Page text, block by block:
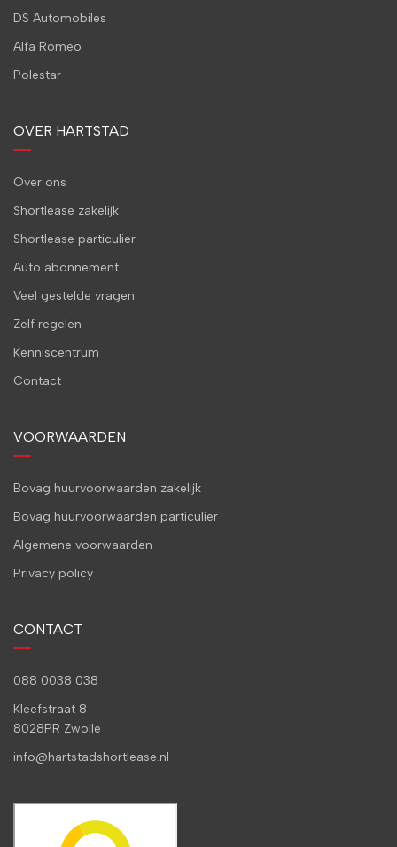
DS Automobiles
Alfa Romeo
Polestar
OVER HARTSTAD
Over ons
Shortlease zakelijk
Shortlease particulier
Auto abonnement
Veel gestelde vragen
Zelf regelen
Kenniscentrum
Contact
VOORWAARDEN
Bovag huurvoorwaarden zakelijk
Bovag huurvoorwaarden particulier
Algemene voorwaarden
Privacy policy
CONTACT
088 0038 038
Kleefstraat 8
8028PR Zwolle
info@hartstadshortlease.nl